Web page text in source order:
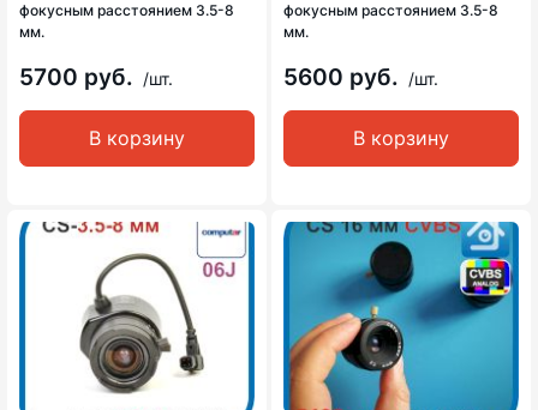
фокусным расстоянием 3.5-8
мм.
5700 руб. /шт.
В корзину
фокусным расстоянием 3.5-8
мм.
5600 руб. /шт.
В корзину